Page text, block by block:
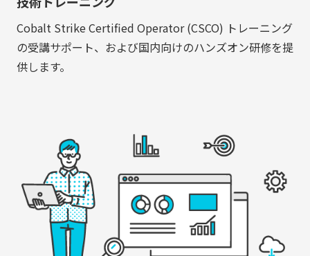
Cobalt Strike Certified Operator (CSCO) トレーニング
の受講サポート、および国内向けのハンズオン研修を提
供します。